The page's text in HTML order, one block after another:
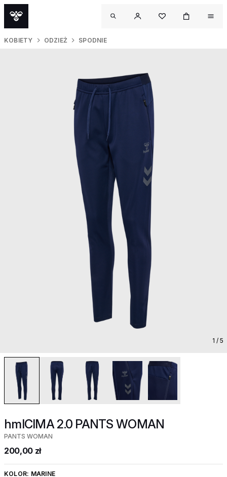
KOBIETY ODZIEŻ SPODNIE
1 / 5
hmlCIMA 2.0 PANTS WOMAN
PANTS WOMAN
200,00 zł
KOLOR: MARINE